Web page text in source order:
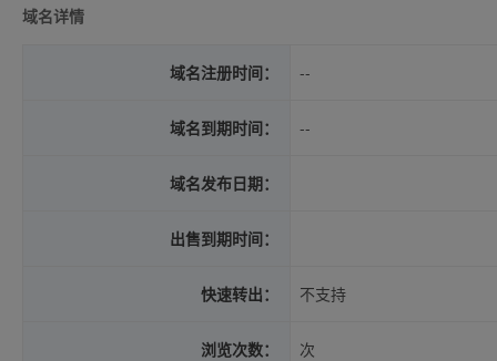
域名详情
域名注册时间： --
域名到期时间： --
域名发布日期：
出售到期时间：
快速转出： 不支持
浏览次数： 次